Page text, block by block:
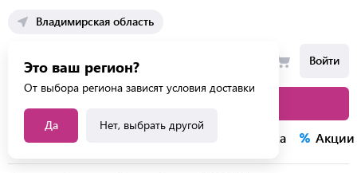
Владимирская область
Это ваш регион?
От выбора региона зависят условия доставки
Да Нет, выбрать другой
Войти
Каталог услуг Распродажа Акции